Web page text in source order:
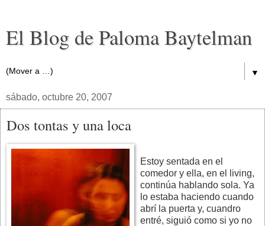
El Blog de Paloma Baytelman
▼
sábado, octubre 20, 2007
Dos tontas y una loca
Estoy sentada en el
comedor y ella, en el living,
continúa hablando sola. Ya
lo estaba haciendo cuando
abrí la puerta y, cuandro
entré, siguió como si yo no